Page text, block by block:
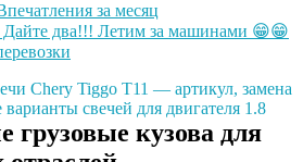
за месяц
Дайте два!!! Летим за машинами 😁😁
Chery Tiggo T11 — артикул, замена
свечей для двигателя 1.8
грузовые кузова для